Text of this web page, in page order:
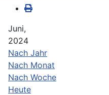
Juni,
2024
Nach Jahr
Nach Monat
Nach Woche
Heute